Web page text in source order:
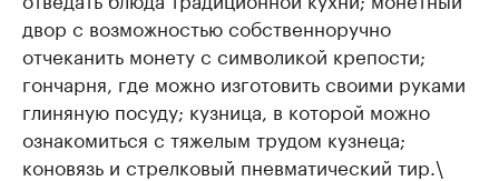
двор с возможностью собственноручно
отчеканить монету с символикой крепости;
гончарня, где можно изготовить своими руками
глиняную посуду; кузница, в которой можно
ознакомиться с тяжелым трудом кузнеца;
коновязь и стрелковый пневматический тир.\